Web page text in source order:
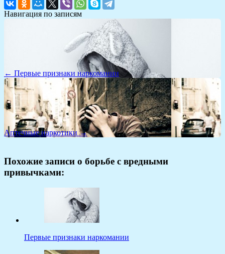
Навигация по записям
← Первые признаки наркомании
Аптечные наркотики →
Похожие записи о борьбе с вредными
привычками:
Первые признаки наркомании